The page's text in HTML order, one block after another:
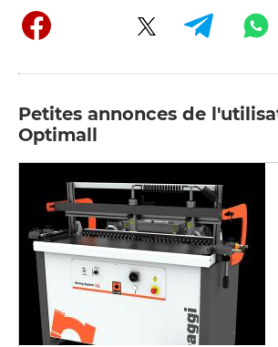
Petites annonces de
Optimall